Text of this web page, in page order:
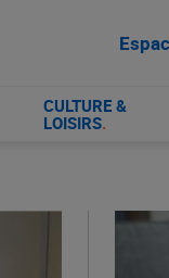
CULTURE &
LOISIRS.